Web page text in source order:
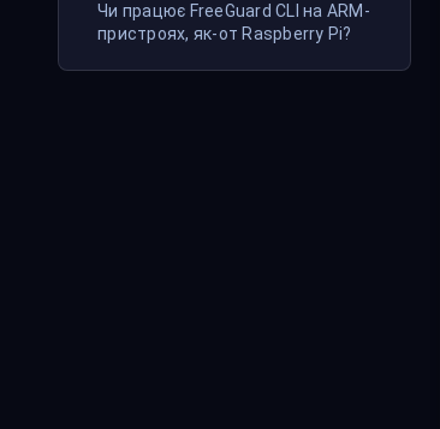
Чи працює FreeGuard CLI на ARM-
пристроях, як-от Raspberry Pi?